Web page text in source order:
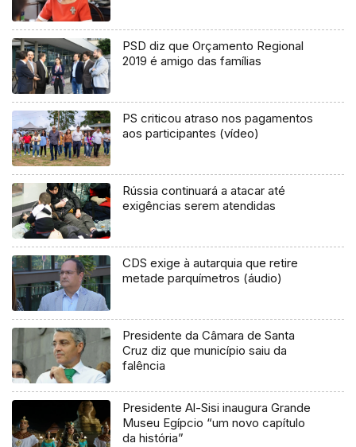
PSD diz que Orçamento Regional
2019 é amigo das famílias
PS criticou atraso nos pagamentos
aos participantes (vídeo)
Rússia continuará a atacar até
exigências serem atendidas
CDS exige à autarquia que retire
metade parquímetros (áudio)
Presidente da Câmara de Santa
Cruz diz que município saiu da
falência
Presidente Al-Sisi inaugura Grande
Museu Egípcio “um novo capítulo
da história”